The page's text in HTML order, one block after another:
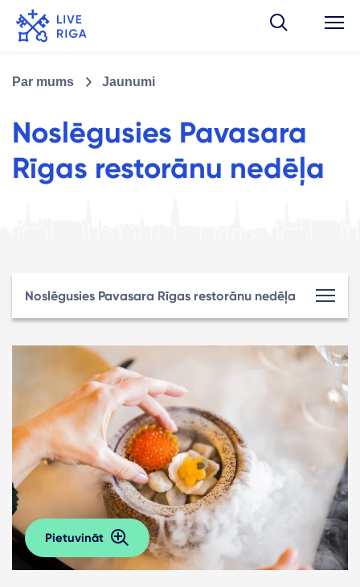
Par mums Jaunumi
Noslēgusies Pavasara
Rīgas restorānu nedēļa
Noslēgusies Pavasara Rīgas restorānu nedēļa
Pietuvināt